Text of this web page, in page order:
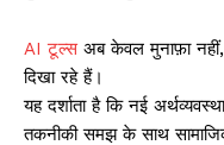
AI टूल्सअब केवल मुनाफ़ा
दिखा रहे हैं।
यह दर्शाता है कि नई
तकनीकी समझ के साथ